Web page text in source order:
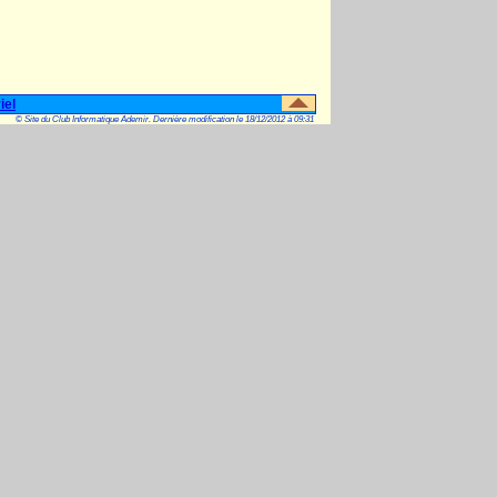
© Site du Club Informatique Ademir. Dernière modification le 18/12/2012 à 09:31